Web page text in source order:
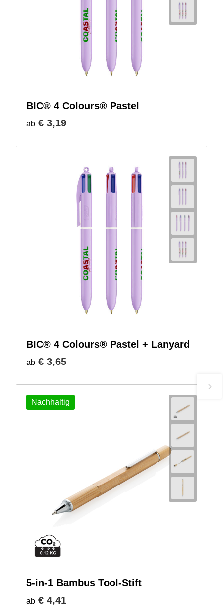
BIC® 4 Colours® Pastel
ab € 3,19
BIC® 4 Colours® Pastel + Lanyard
ab € 3,65
Nachhaltig
5-in-1 Bambus Tool-Stift
ab € 4,41